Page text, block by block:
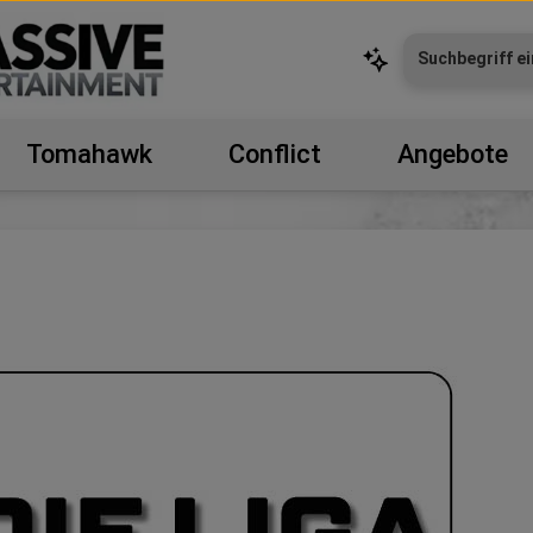
Tomahawk Conflict Angebote